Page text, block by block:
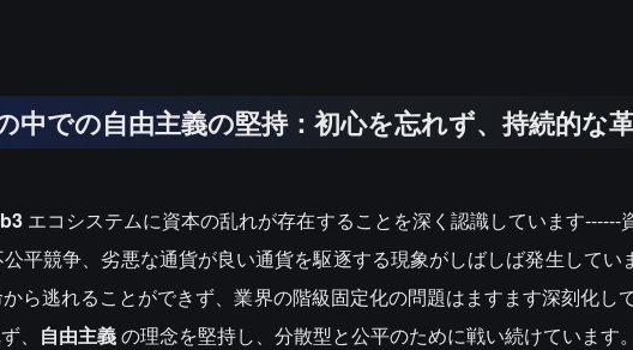
中での自由主義の堅持：初心を忘れず、持続的な
エコシステムに資本の乱れが存在することを深く認識しています------
公平競争、劣悪な通貨が良い通貨を駆逐する現象がしばしば発生して
ら逃れることができず、業界の階級固定化の問題はますます深刻化し
、 自由主義の理念を堅持し、分散型と公平のために戦い続けています。